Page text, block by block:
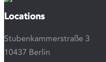
Locations
Stubenkammerstraße 3
10437 Berlin